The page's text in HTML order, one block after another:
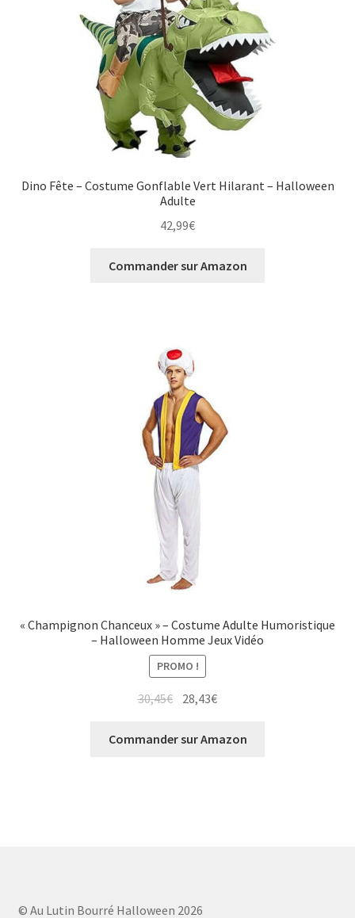
Dino Fête – Costume Gonflable Vert Hilarant – Halloween
Adulte
42,99€
Commander sur Amazon
« Champignon Chanceux » – Costume Adulte Humoristique
– Halloween Homme Jeux Vidéo
PROMO !
30,45€ Le
initial
28,43€Le
actuel
Commander sur Amazon
© Au Lutin Bourré Halloween 2026